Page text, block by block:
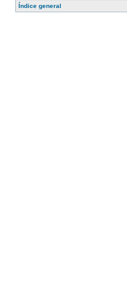
Índice general